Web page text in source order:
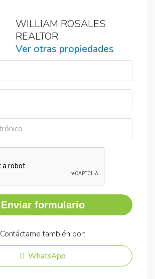
WILLIAM ROSALES
REALTOR
Ver otras propiedades
Enviar formulario
Contáctame también por:
WhatsApp